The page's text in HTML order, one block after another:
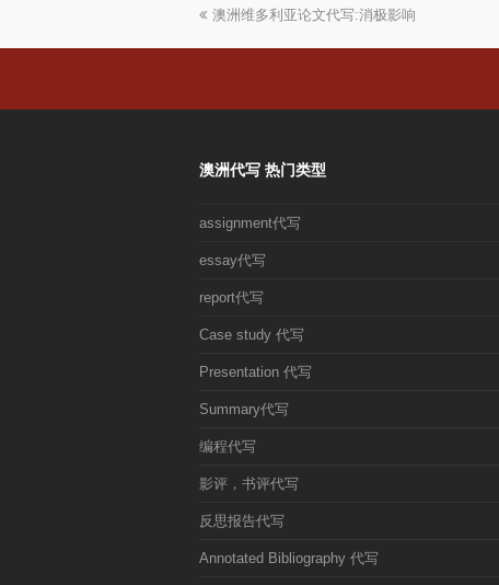
上
章:
澳洲维多利亚论文代写:消极影响
澳洲代写 热门类型
assignment代写
essay代写
report代写
Case study 代写
Presentation 代写
Summary代写
编程代写
影评，书评代写
反思报告代写
Annotated Bibliography 代写